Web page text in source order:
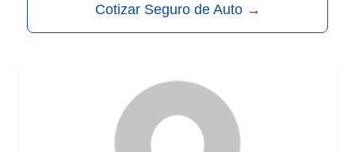
Cotizar Seguro de Auto →